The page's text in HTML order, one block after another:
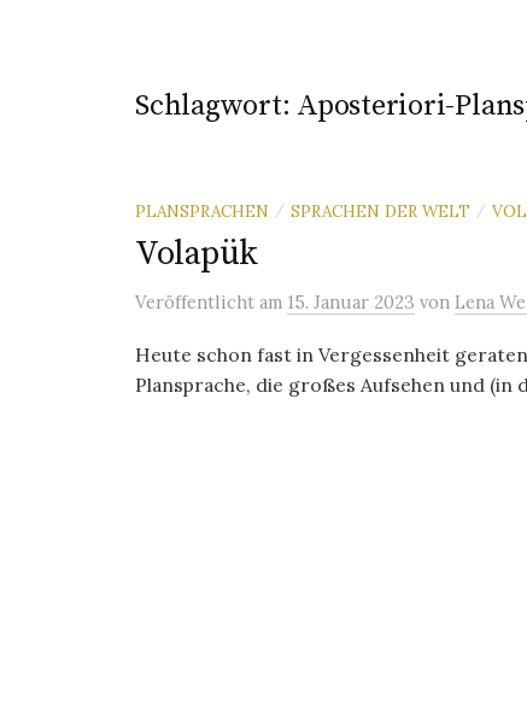
Schlagwort: Aposteriori-
PLANSPRACHEN / SPRACHEN DER WELT /
Volapük
Veröffentlicht am 15. Januar 2023 von Lena
Heute schon fast in Vergessenheit
Plansprache, die großes Aufsehen und